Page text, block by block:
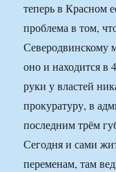
теперь в Красном
проблема в том,
Северодвинскому
оно и находится в
руки у властей
прокуратуру, в
последним трём
Сегодня и сами
переменам, там